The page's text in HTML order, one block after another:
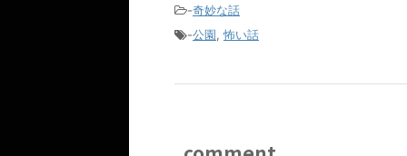
-奇妙な話
-公園,怖い話